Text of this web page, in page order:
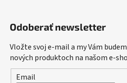
Odoberať newsletter
Vložte svoj e-mail a my Vám
nových produktoch na našom e-
Email